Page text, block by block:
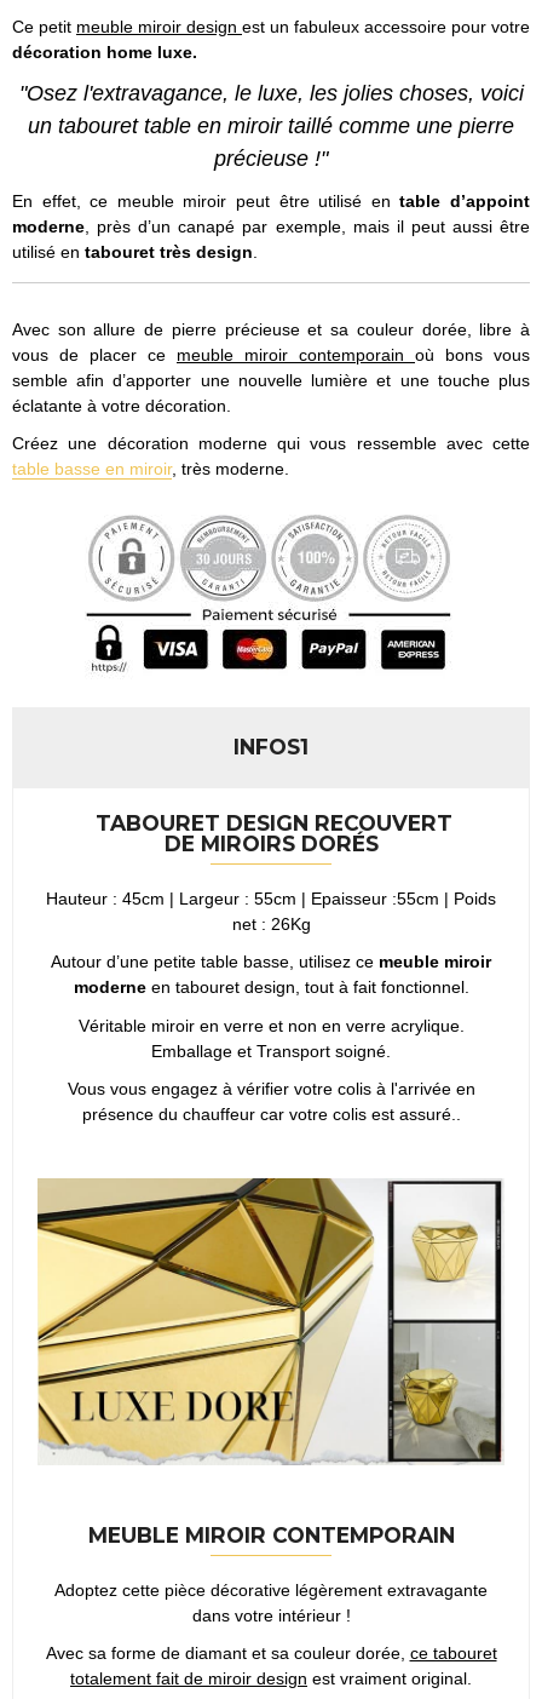
Ce petit meuble miroir design est un fabuleux accessoire pour votre
décoration home luxe.
"Osez l'extravagance, le luxe, les jolies choses, voici
un tabouret table en miroir taillé comme une pierre
précieuse !"
En effet, ce meuble miroir peut être utilisé entable d’appoint
moderne , près d’un canapé par exemple, mais il peut aussi être
utilisé en tabouret très design
Avec son allure de pierre précieuse et sa couleur dorée, libre à
vous de placer ce meuble miroir contemporain où bons vous
semble afin d’apporter une nouvelle lumière et une touche plus
éclatante à votre décoration.
Créez une décoration moderne qui vous ressemble avec cette
table basse en miroir, très moderne.
INFOS1
TABOURET DESIGN RECOUVERT
DE MIROIRS DORÉS
Hauteur : 45cm | Largeur : 55cm | Epaisseur :55cm | Poids
net : 26Kg
Autour d’une petite table basse, utilisez ce meuble miroir
moderne en tabouret design, tout à fait fonctionnel.
Véritable miroir en verre et non en verre acrylique.
Emballage et Transport soigné.
Vous vous engagez à vérifier votre colis à l'arrivée en
présence du chauffeur car votre colis est assuré..
MEUBLE MIROIR CONTEMPORAIN
Adoptez cette pièce décorative légèrement extravagante
dans votre intérieur !
Avec sa forme de diamant et sa couleur dorée, ce tabouret
totalement fait de miroir design est vraiment original.